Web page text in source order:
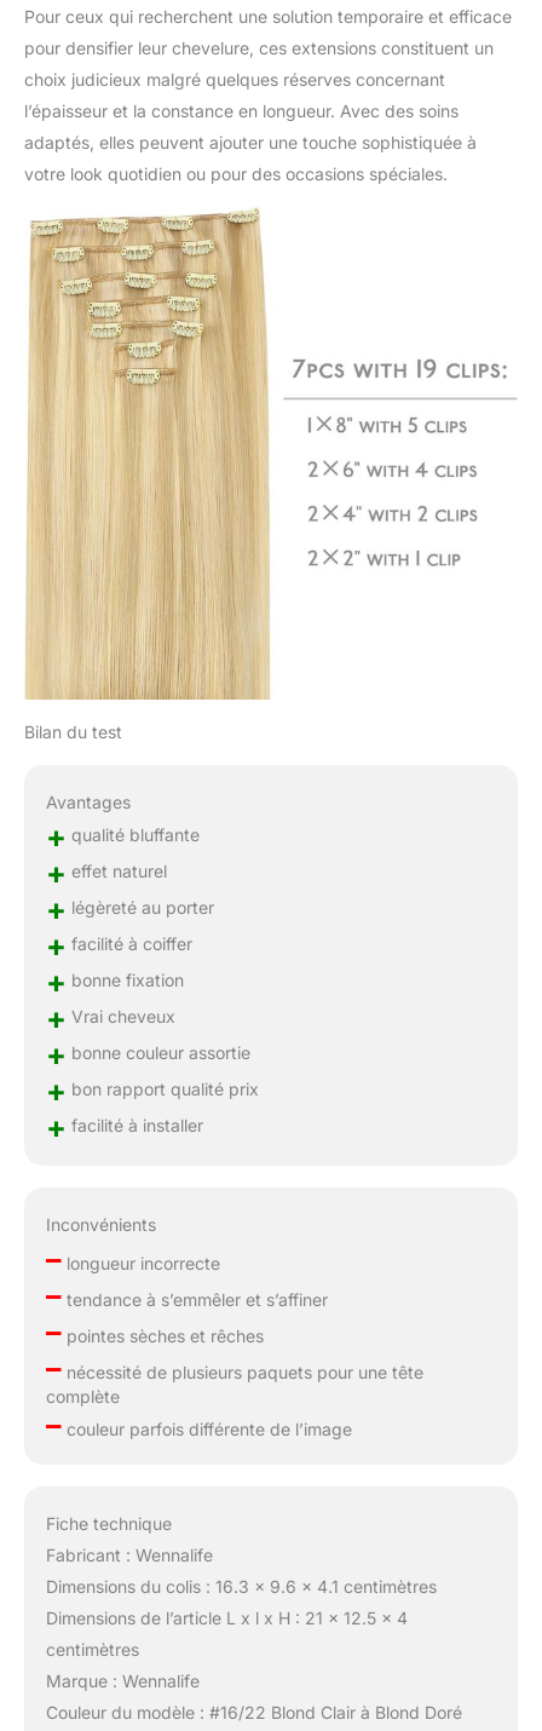
【Usure rapide et longue
durée】 - Les clips sont
cousus de manière
stable, recouverts d'une
couche de caoutchouc
souple pour protéger
soigneusement votre
cuir chevelu et vos
cheveux. Vous pouvez
facilement l'appliquer et
l'enlever vous-même
pour changer de coiffure
occasions, comme un
mariage, des fêtes, des
etc. Lorsque vous le
bouclez ou le redressez,
température en dessous
la chaleur】Nous aimons
temps de les remplacer
de vos cheveux.
Pour ceux qui recherchent une solution temporaire et efficace
pour densifier leur chevelure, ces extensions constituent un
choix judicieux malgré quelques réserves concernant
l’épaisseur et la constance en longueur. Avec des soins
adaptés, elles peuvent ajouter une touche sophistiquée à
votre look quotidien ou pour des occasions spéciales.
Bilan du test
Avantages
+ qualité bluffante
+ effet naturel
+ légèreté au porter
+ facilité à coiffer
+ bonne fixation
+ Vrai cheveux
+ bonne couleur assortie
+ bon rapport qualité prix
+ facilité à installer
Inconvénients
–longueur incorrecte
–tendance à s’emmêler et s’affiner
–pointes sèches et rêches
–nécessité de plusieurs paquets pour une tête
complète
–couleur parfois différente de l’image
Fiche technique
Fabricant : Wennalife
Dimensions du colis : 16.3 x 9.6 x 4.1 centimètres
Dimensions de l’article L x l x H : 21 x 12.5 x 4
centimètres
Marque : Wennalife
Couleur du modèle : #16/22 Blond Clair à Blond Doré